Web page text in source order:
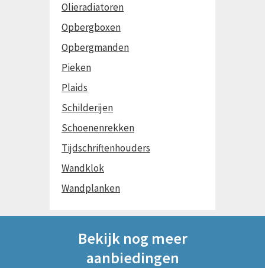
Olieradiatoren
Opbergboxen
Opbergmanden
Pieken
Plaids
Schilderijen
Schoenenrekken
Tijdschriftenhouders
Wandklok
Wandplanken
Bekijk nog meer
aanbiedingen